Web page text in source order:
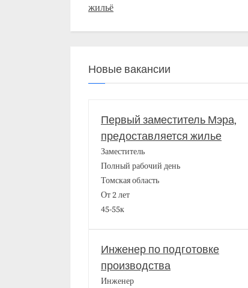
жильё
Новые вакансии
Первый заместитель Мэра,
предоставляется жилье
Заместитель
Полный рабочий день
Томская область
От 2 лет
45-55к
Инженер по подготовке
производства
Инженер